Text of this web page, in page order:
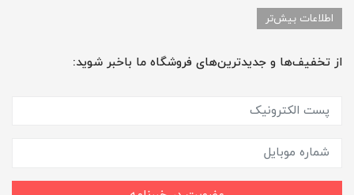
اطلاعات بیش‌تر
از تخفیف‌ها و جدیدترین‌های فروشگاه ما باخبر شوید: